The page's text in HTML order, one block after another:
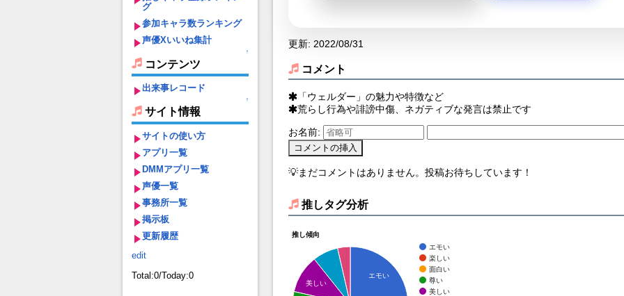
グ
参加キャラ数ランキング
声優Xいいね集計
↑
コンテンツ
出来事レコード
↑
サイト情報
サイトの使い方
アプリ一覧
DMMアプリ一覧
声優一覧
事務所一覧
掲示板
更新履歴
edit
Total:0/Today:0
更新: 2022/08/31
コメント
「ウェルダー」の魅力や特徴など
荒らし行為や誹謗中傷、ネガティブな発言は禁止です
お名前:
💡まだコメントはありません。投稿お待ちしています！
推しタグ分析
推し傾向
エモい
楽しい
面白い
尊い
美しい
エモい
美しい